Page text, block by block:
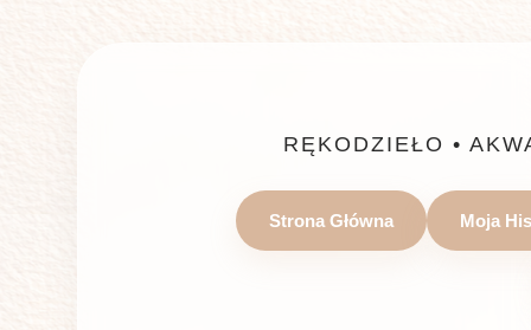
RĘKODZIEŁO •
Strona Główna Moja